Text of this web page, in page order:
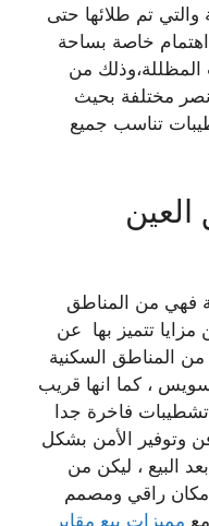
والتي تم طلائها حتى
اهتمام خاصة بساحة
المظللة،وذلك من
نصر مختلفة بحيث
تناسب جميع
فهي من المناطق
مزايا تتميز بها عن
من المناطق السكنية
، كما انها قريب
تشطيبات فاخرة جدا
وتوفير الأمن بشكل
البيع ، ليكن من
راقي ومصمم
مميزات بيع مقابر